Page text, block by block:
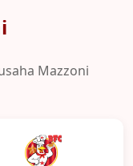
Mazzoni